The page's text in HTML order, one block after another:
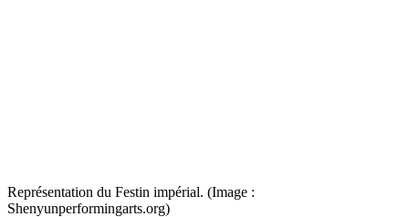
Représentation du Festin impérial. (Image :
Shenyunperformingarts.org)